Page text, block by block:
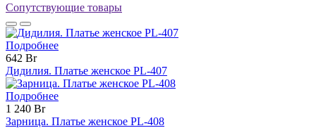
Сопутствующие товары
Подробнее
642 Br
Дидилия. Платье женское PL-407
Подробнее
1 240 Br
Зарница. Платье женское PL-408